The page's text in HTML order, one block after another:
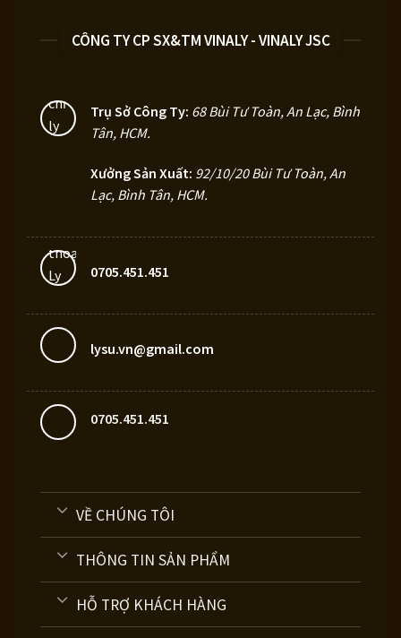
CÔNG TY CP SX&TM VINALY - VINALY JSC
Trụ Sở Công Ty: 68 Bùi Tư Toàn, An Lạc, Bình
Tân, HCM.
Xưởng Sản Xuất: 92/10/20 Bùi Tư Toàn, An
Lạc, Bình Tân, HCM.
0705.451.451
lysu.vn@gmail.com
0705.451.451
VỀ CHÚNG TÔI
THÔNG TIN SẢN PHẨM
HỖ TRỢ KHÁCH HÀNG